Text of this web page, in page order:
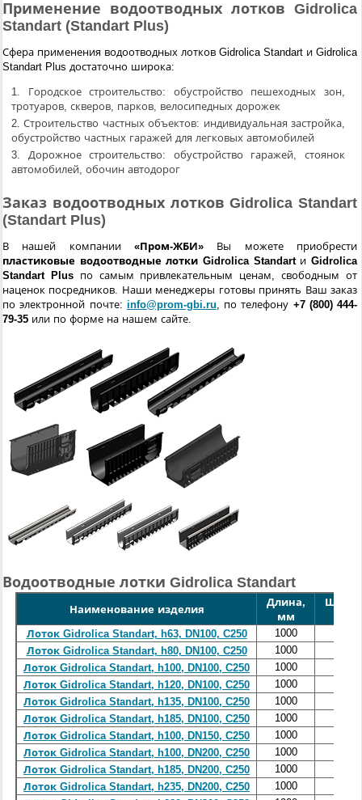
Применение водоотводных лотков Gidrolica
Standart (Standart Plus)
Сфера применения водоотводных лотков Gidrolica Standart и Gidrolica
Standart Plus достаточно широка:
Городское строительство: обустройство пешеходных зон,
тротуаров, скверов, парков, велосипедных дорожек
Строительство частных объектов: индивидуальная застройка,
обустройство частных гаражей для легковых автомобилей
Дорожное строительство: обустройство гаражей, стоянок
автомобилей, обочин автодорог
Заказ водоотводных лотков Gidrolica Standart
(Standart Plus)
В нашей компании «Пром-ЖБИ» Вы можете приобрести
пластиковые водоотводные лотки Gidrolica StandartиGidrolica
Standart Plusпо самым привлекательным ценам, свободным от
наценок посредников. Наши менеджеры готовы принять Ваш заказ
по электронной почте: info@prom-gbi.ru, по телефону +7 (800) 444-
79-35 или по форме на нашем сайте.
Водоотводные лотки Gidrolica Standart
Наименование изделия
Длина,
мм
Лоток Gidrolica Standart, h63, DN100, C250
1000
Лоток Gidrolica Standart, h80, DN100, C250
1000
Лоток Gidrolica Standart, h100, DN100, C250
1000
Лоток Gidrolica Standart, h120, DN100, C250
1000
Лоток Gidrolica Standart, h135, DN100, C250
1000
Лоток Gidrolica Standart, h185, DN100, C250
1000
Лоток Gidrolica Standart, h100, DN150, C250
1000
Лоток Gidrolica Standart, h100, DN200, C250
1000
Лоток Gidrolica Standart, h185, DN200, C250
1000
Лоток Gidrolica Standart, h235, DN200, C250
1000